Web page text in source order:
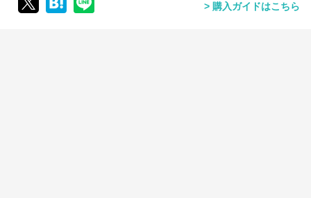
購入ガイドはこちら